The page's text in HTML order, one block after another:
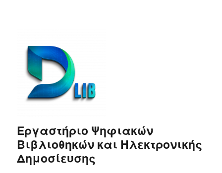
Εργαστήριο Ψηφιακών
Βιβλιοθηκών και Ηλεκτρονικής
Δημοσίευσης